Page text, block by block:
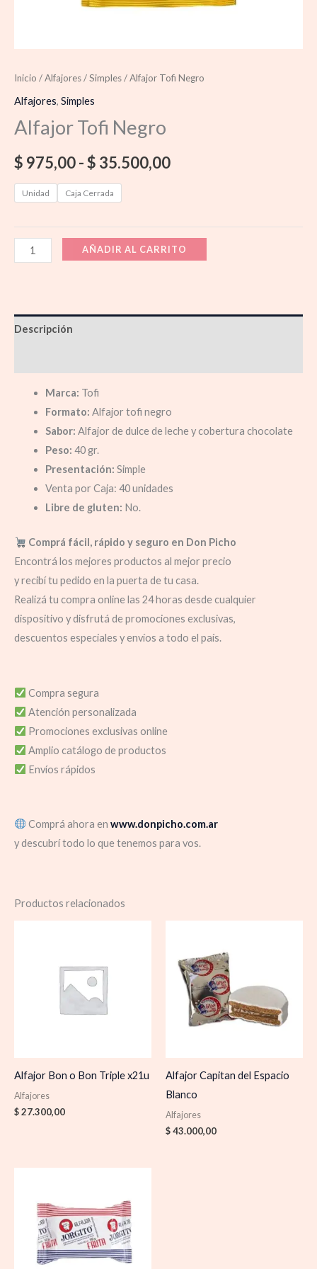
Inicio /Alfajores/Simples/ Alfajor Tofi Negro
Alfajores, Simples
Alfajor Tofi Negro
$ 975,00-$ 35.500,00
Unidad Caja Cerrada
AÑADIR AL CARRITO
Descripción
Marca: Tofi
Formato: Alfajor tofi negro
Sabor: Alfajor de dulce de leche y cobertura chocolate
Peso: 40 gr.
Presentación: Simple
Venta por Caja: 40 unidades
Libre de gluten: No.
Comprá fácil, rápido y seguro en Don Picho
Encontrá los mejores productos al mejor precio
y recibí tu pedido en la puerta de tu casa.
Realizá tu compra online las 24 horas desde cualquier
dispositivo y disfrutá de promociones exclusivas,
descuentos especiales y envíos a todo el país.
Compra segura
Atención personalizada
Promociones exclusivas online
Amplio catálogo de productos
Envíos rápidos
Comprá ahora en www.donpicho.com.ar
y descubrí todo lo que tenemos para vos.
Productos relacionados
Alfajor Bon o Bon Triple x21u
Alfajores
$27.300,00
Alfajor Capitan del Espacio
Blanco
Alfajores
$43.000,00